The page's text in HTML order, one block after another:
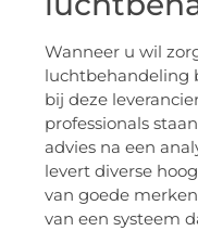
Wanneer u wil
luchtbehandeling
bij deze
professionals
advies na een
levert diverse
van goede
van een systeem